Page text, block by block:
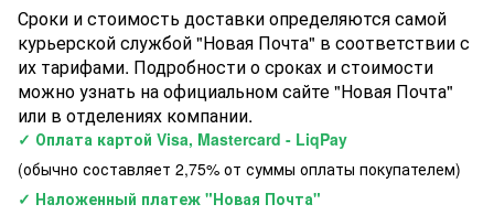
Сроки и стоимость доставки определяются самой
курьерской службой "Новая Почта" в соответствии с
их тарифами. Подробности о сроках и стоимости
можно узнать на официальном сайте "Новая Почта"
или в отделениях компании.
✓ Оплата картой Visa, Mastercard - LiqPay
(обычно составляет 2,75% от суммы оплаты покупателем)
✓ Наложенный платеж "Новая Почта"